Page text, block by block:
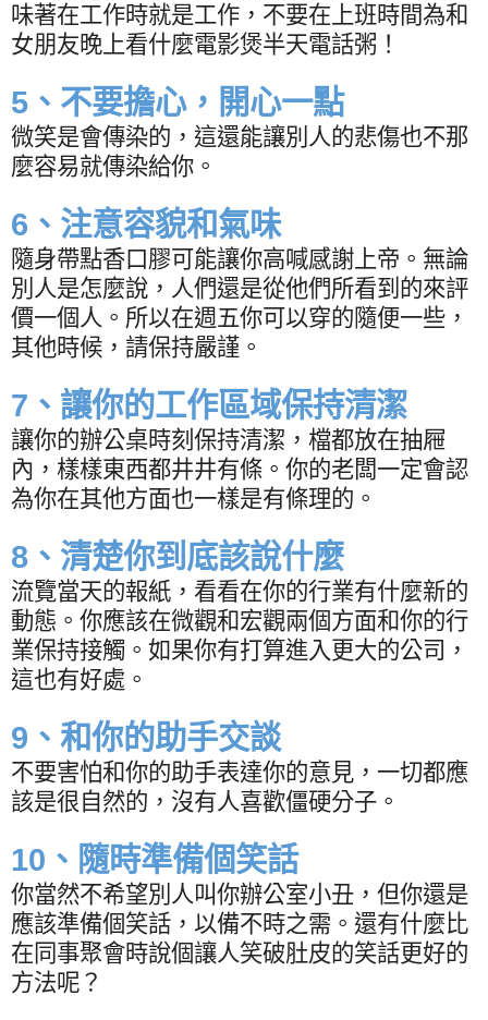
味著在工作時就是工作，不要在上班時間為和
女朋友晚上看什麼電影煲半天電話粥！
5 、不要擔心，開心一點
微笑是會傳染的，這還能讓別人的悲傷也不那
麼容易就傳染給你。
6 、注意容貌和氣味
隨身帶點香口膠可能讓你高喊感謝上帝。無論
別人是怎麼說，人們還是從他們所看到的來評
價一個人。所以在週五你可以穿的隨便一些，
其他時候，請保持嚴謹。
7 、讓你的工作區域保持清潔
讓你的辦公桌時刻保持清潔，檔都放在抽屜
內，樣樣東西都井井有條。你的老闆一定會認
為你在其他方面也一樣是有條理的。
8 、清楚你到底該說什麼
流覽當天的報紙，看看在你的行業有什麼新的
動態。你應該在微觀和宏觀兩個方面和你的行
業保持接觸。如果你有打算進入更大的公司，
這也有好處。
9 、和你的助手交談
不要害怕和你的助手表達你的意見，一切都應
該是很自然的，沒有人喜歡僵硬分子。
10 、隨時準備個笑話
你當然不希望別人叫你辦公室小丑，但你還是
應該準備個笑話，以備不時之需。還有什麼比
在同事聚會時說個讓人笑破肚皮的笑話更好的
方法呢？